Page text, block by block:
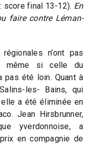
score final 13-12). En
faire contre Léman-
n’ont pas
même si celle du
pas été loin. Quant à
les- Bains, qui
a été éliminée en
Jean Hirsbrunner,
yverdonnoise, a
en compagnie de